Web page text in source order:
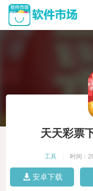
天天彩票
工具 时间：
安卓下载